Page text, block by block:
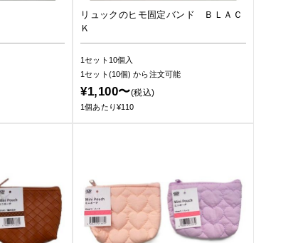
リュックのヒモ固定バンド ＢＬＡＣ
Ｋ
1セット10個入
1セット(10個)から注文可能
¥1,100〜(税込)
1個あたり¥110